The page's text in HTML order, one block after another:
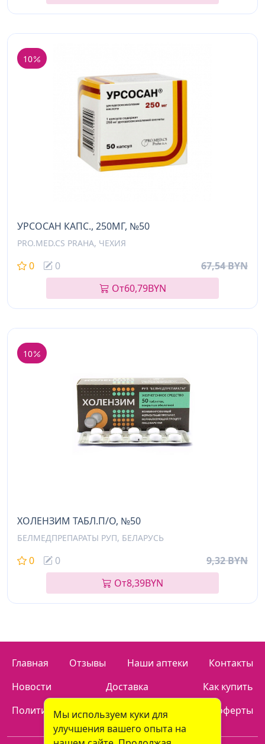
10
УРСОСАН КАПС., 250МГ, №50
PRO.MED.CS PRAHA, ЧЕХИЯ
0 0
67,54 BYN
От60,79BYN
10
ХОЛЕНЗИМ ТАБЛ.П/О, №50
БЕЛМЕДПРЕПАРАТЫ РУП, БЕЛАРУСЬ
0 0
9,32 BYN
От8,39BYN
Главная Отзывы Наши аптеки
Контакты
Новости
Доставка
Как купить
Политика конфиденциальности
Договор оферты
Мы используем куки для
улучшения вашего опыта на